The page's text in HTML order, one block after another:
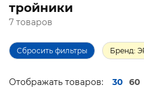
тройники
7 товаров
Сбросить фильтры Бренд:
Отображать товаров: 30 60